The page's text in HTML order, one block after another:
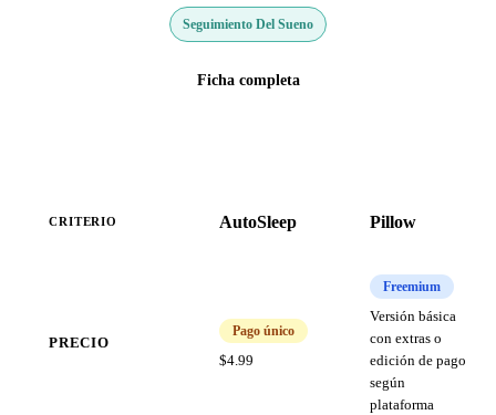
Seguimiento Del Sueno
Ficha completa
CRITERIO AutoSleep Pillow
PRECIO
Pago único
$4.99
Freemium
Versión básica
con extras o
edición de pago
según
plataforma